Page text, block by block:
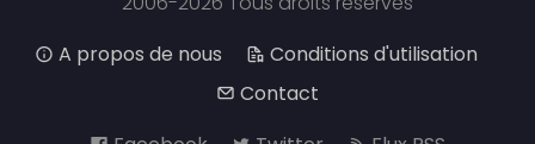
A propos de nous
Conditions d'utilisation
Contact